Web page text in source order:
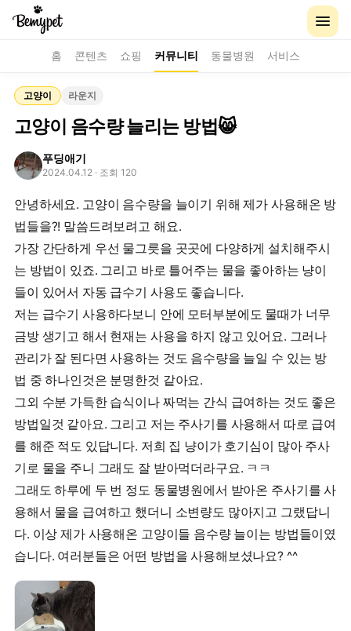
홈 콘텐츠 쇼핑 커뮤니티 동물병원 서비스
고양이 라운지
고양이 음수량 늘리는 방법😸
푸딩애기
2024.04.12 · 조회 120
안녕하세요. 고양이 음수량을 늘이기 위해 제가 사용해온 방
법들을?! 말씀드려보려고 해요.
가장 간단하게 우선 물그릇을 곳곳에 다양하게 설치해주시
는 방법이 있죠. 그리고 바로 틀어주는 물을 좋아하는 냥이
들이 있어서 자동 급수기 사용도 좋습니다.
저는 급수기 사용하다보니 안에 모터부분에도 물때가 너무
금방 생기고 해서 현재는 사용을 하지 않고 있어요. 그러나
관리가 잘 된다면 사용하는 것도 음수량을 늘일 수 있는 방
법 중 하나인것은 분명한것 같아요.
그외 수분 가득한 습식이나 짜먹는 간식 급여하는 것도 좋은
방법일것 같아요. 그리고 저는 주사기를 사용해서 따로 급여
를 해준 적도 있답니다. 저희 집 냥이가 호기심이 많아 주사
기로 물을 주니 그래도 잘 받아먹더라구요. ㅋㅋ
그래도 하루에 두 번 정도 동물병원에서 받아온 주사기를 사
용해서 물을 급여하고 했더니 소변량도 많아지고 그랬답니
다. 이상 제가 사용해온 고양이들 음수량 늘이는 방법들이였
습니다. 여러분들은 어떤 방법을 사용해보셨나요? ^^